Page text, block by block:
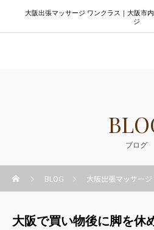
大阪出張マッサージ ワンクラス｜大阪市
ジ
ブログ
BLOG 大阪出張マッサージ
大阪で買い物後に脚を休